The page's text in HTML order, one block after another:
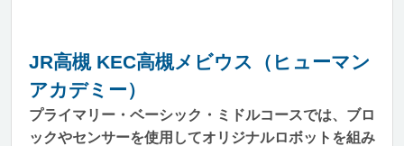
JR高槻 KEC高槻メビウス（ヒューマン
アカデミー）
プライマリー・ベーシック・ミドルコースでは、ブロ
ックやセンサーを使用してオリジナルロボットを組み